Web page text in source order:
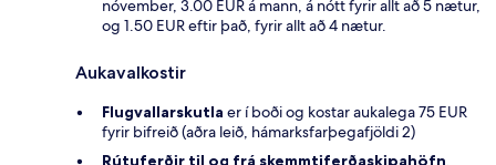
nóvember, 3.00 EUR á mann, á nótt fyrir allt að 5 nætur,
og 1.50 EUR eftir það, fyrir allt að 4 nætur.
Aukavalkostir
Flugvallarskutla er í boði og kostar aukalega 75 EUR
fyrir bifreið (aðra leið, hámarksfarþegafjöldi 2)
Rútuferðir til og frá skemmtiferðaskipahöfn